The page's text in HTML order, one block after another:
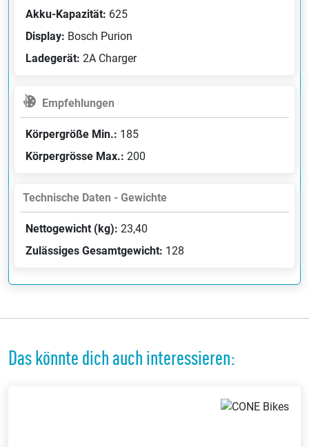
Akku-Kapazität: 625
Display: Bosch Purion
Ladegerät: 2A Charger
Empfehlungen
Körpergröße Min.: 185
Körpergrösse Max.: 200
Technische Daten - Gewichte
Nettogewicht (kg): 23,40
Zulässiges Gesamtgewicht: 128
Das könnte dich auch interessieren: